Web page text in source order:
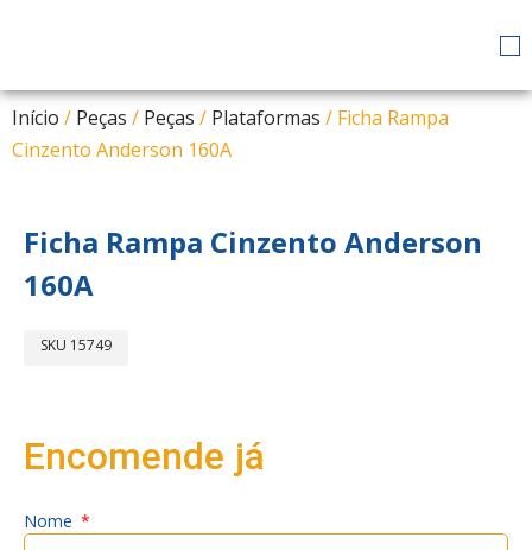
Início / Peças / Peças / Plataformas / Ficha Rampa
Cinzento Anderson 160A
Ficha Rampa Cinzento Anderson
160A
SKU 15749
Encomende já
Nome